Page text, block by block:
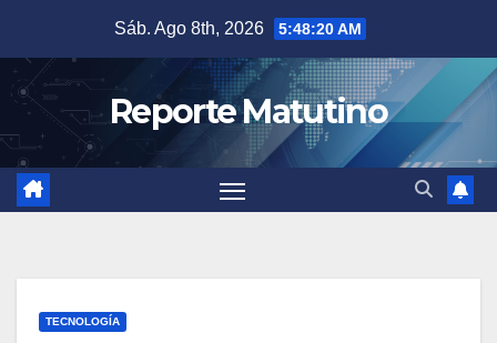
contenido
Sáb. Ago 8th, 2026 5:48:22 AM
Reporte Matutino
TECNOLOGÍA